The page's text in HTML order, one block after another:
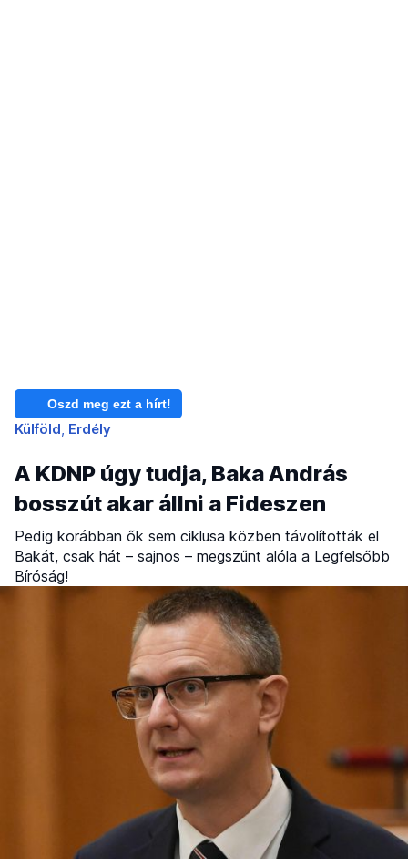
Oszd meg ezt a hírt!
Külföld Erdély
A KDNP úgy tudja, Baka András
bosszút akar állni a Fideszen
Pedig korábban ők sem ciklusa közben távolították el
Bakát, csak hát – sajnos – megszűnt alóla a Legfelsőbb
Bíróság!